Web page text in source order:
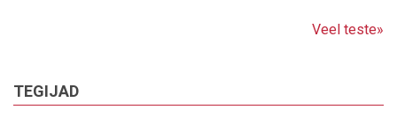
Veel teste»
TEGIJAD